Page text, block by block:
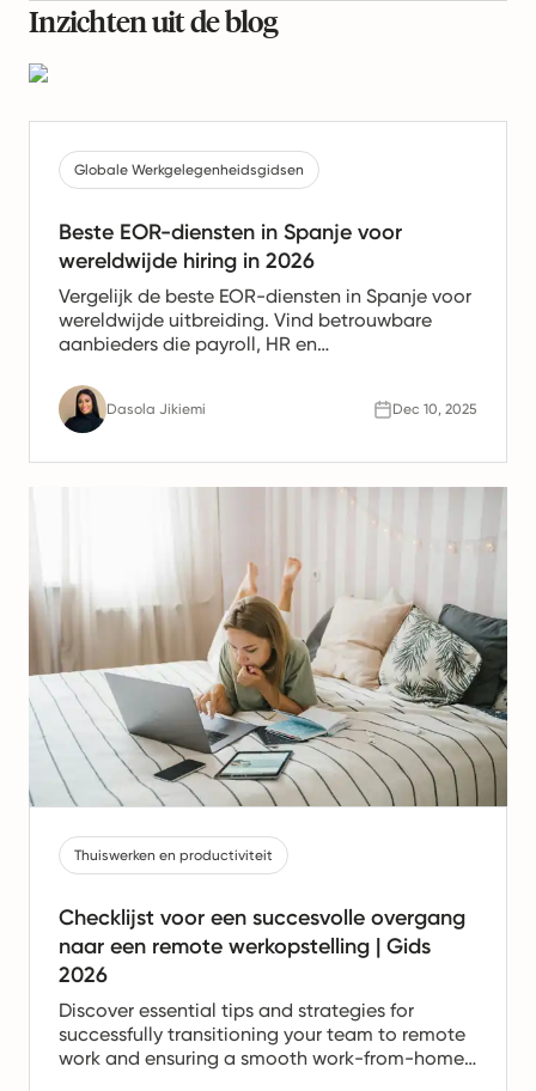
Inzichten uit de blog
Globale Werkgelegenheidsgidsen
Beste EOR-diensten in Spanje voor
wereldwijde hiring in 2026
Vergelijk de beste EOR-diensten in Spanje voor
wereldwijde uitbreiding. Vind betrouwbare
aanbieders die payroll, HR en
teams.
Dasola Jikiemi Dec 10, 2025
Thuiswerken en productiviteit
Checklijst voor een succesvolle overgang
naar een remote werkopstelling | Gids
2026
Discover essential tips and strategies for
successfully transitioning your team to remote
work and ensuring a smooth work-from-home